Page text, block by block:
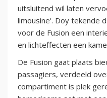
uitsluitend wil laten
limousine'. Doy tekende
voor de Fusion een
en lichteffecten een
De Fusion gaat plaats
passagiers, verdeeld
compartiment is plek